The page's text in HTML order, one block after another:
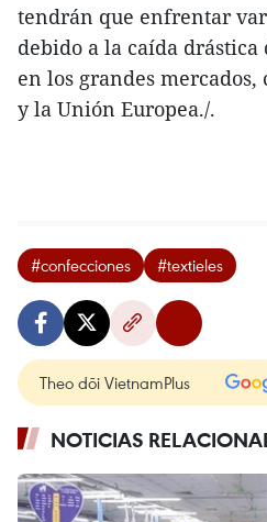
tendrán que enfrentar
debido a la caída
en los grandes mercados,
y la Unión Europea./.
#confecciones #textieles
Theo dõi VietnamPlus
NOTICIAS